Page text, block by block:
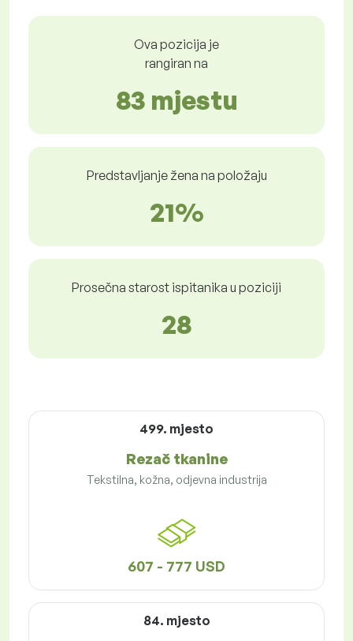
Ova pozicija je
rangiran na
83 mjestu
Predstavljanje žena na položaju
21%
Prosečna starost ispitanika u poziciji
28
499. mjesto
Rezač tkanine
Tekstilna, kožna, odjevna industrija
607 - 777 USD
84. mjesto